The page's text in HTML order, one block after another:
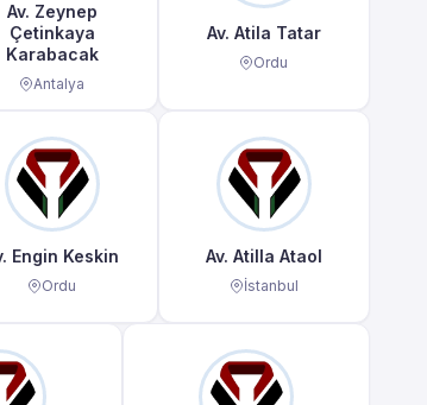
Av. Zeynep
Çetinkaya
Karabacak
Antalya
Av. Atila Tatar
Ordu
Engin Keskin
Ordu
Av. Atilla Ataol
İstanbul